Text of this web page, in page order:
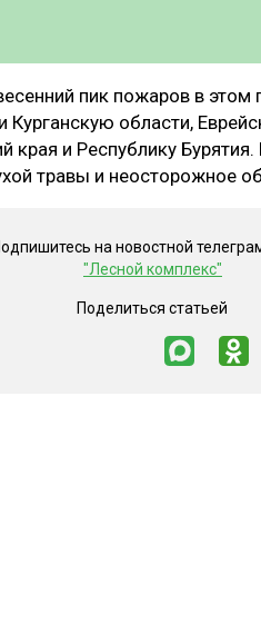
пик пожаров в этом
области,
края и Республику
травы и неосторожное
на новостной
"Лесной комплекс"
Поделиться статьей